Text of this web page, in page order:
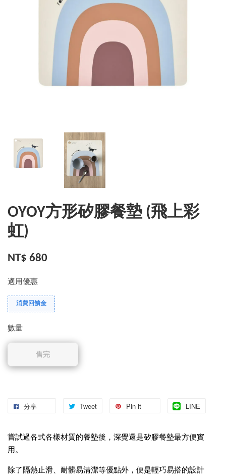
OYOY方形矽膠餐墊 (飛上彩
虹)
NT$ 680
適用優惠
消費回饋金
數量
售完
分享 Tweet Pin it LINE
嘗試過各式各樣材質的餐墊後，深覺還是矽膠餐墊最方便實
用。
除了隔熱止滑、耐髒易清潔等優點外，便是輕巧易搭的設計